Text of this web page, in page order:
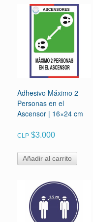
Adhesivo Máximo 2
Personas en el
Ascensor | 16×24 cm
CLP $3.000
Añadir al carrito